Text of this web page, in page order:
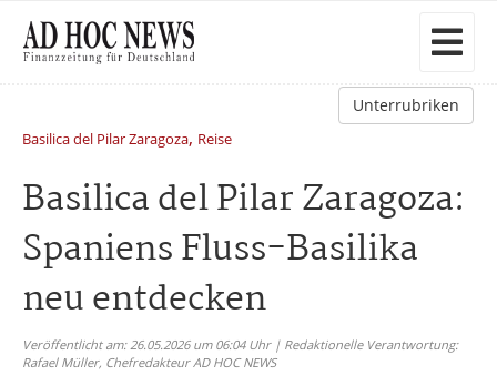
Unterrubriken
Basilica del Pilar Zaragoza, Reise
Basilica del Pilar Zaragoza:
Spaniens Fluss-Basilika
neu entdecken
Veröffentlicht am: 26.05.2026 um 06:04 Uhr | Redaktionelle Verantwortung:
Rafael Müller, Chefredakteur AD HOC NEWS